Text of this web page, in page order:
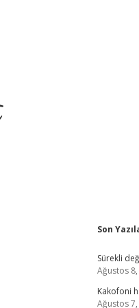
Son
Sürekli
Ağustos
Kakofoni
Ağustos